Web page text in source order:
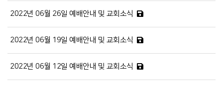
2022년 06월 26일 예배안내 및 교회소식
2022년 06월 19일 예배안내 및 교회소식
2022년 06월 12일 예배안내 및 교회소식